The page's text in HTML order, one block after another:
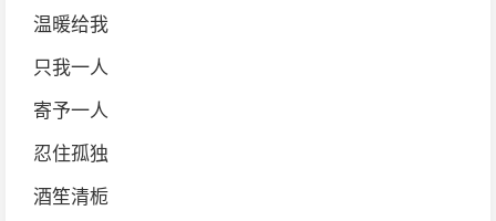
温暖给我
只我一人
寄予一人
忍住孤独
酒笙清栀